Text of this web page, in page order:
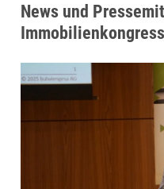
News und